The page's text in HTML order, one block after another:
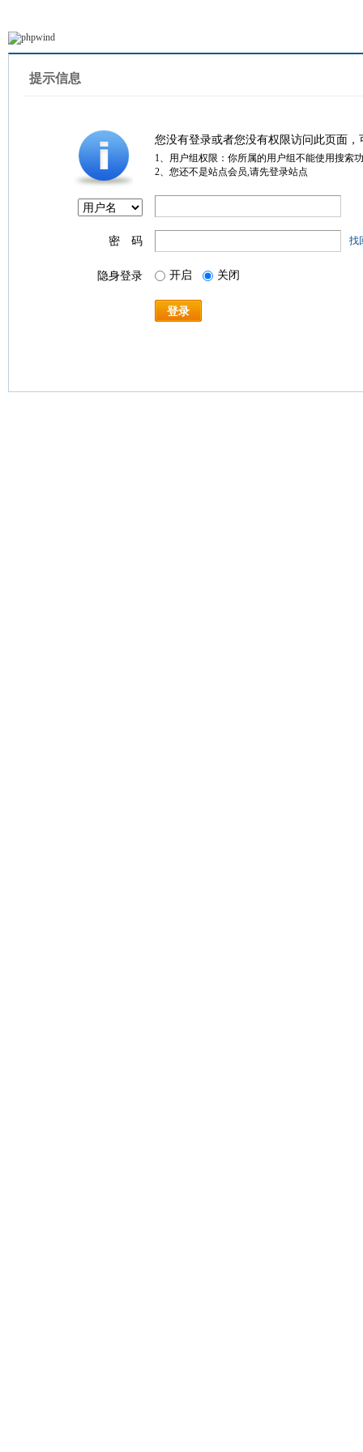
提示信息
您没有登录或者您没有权限访问此页面
1、用户组权限：你所属的用户组不能使用搜索
2、您还不是站点会员,请先登录站点
密 码 找
隐身登录 开启 关闭
登录